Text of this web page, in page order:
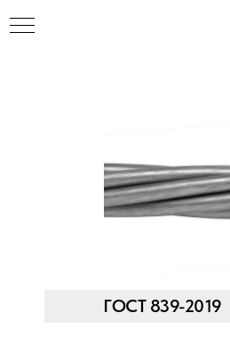
ГОСТ 839-2019